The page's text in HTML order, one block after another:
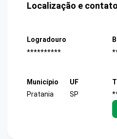
Localização e
Logradouro
**********
Município
Pratania
UF
SP